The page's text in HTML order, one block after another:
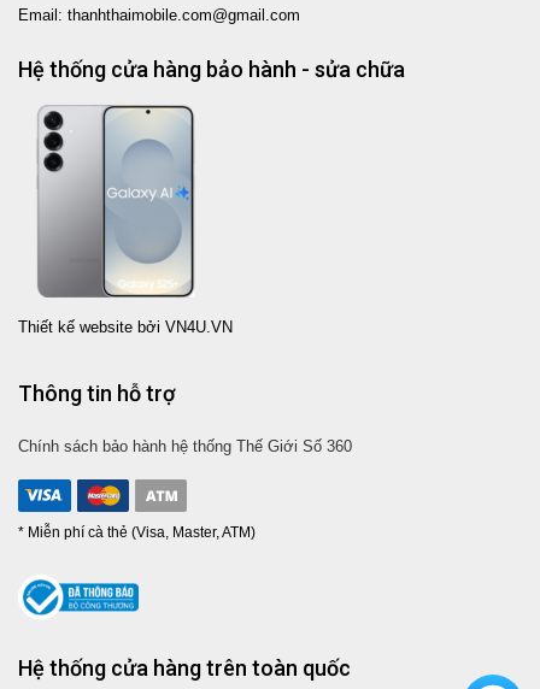
Email: thanhthaimobile.com@gmail.com
Hệ thống cửa hàng bảo hành - sửa chữa
Thiết kế website bởi VN4U.VN
Thông tin hỗ trợ
Chính sách bảo hành hệ thống Thế Giới Số 360
* Miễn phí cà thẻ (Visa, Master, ATM)
Hệ thống cửa hàng trên toàn quốc